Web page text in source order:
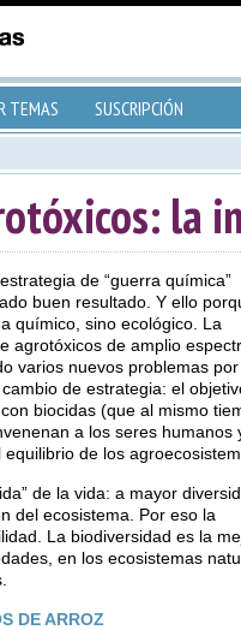
TEMAS SUSCRIPCIÓN
la
de “guerra química”
buen resultado. Y ello
químico, sino ecológico. La
agrotóxicos de amplio
varios nuevos problemas
de estrategia: el
biocidas (que al mismo
a los seres humanos
de los
de la vida: a mayor
del ecosistema. Por eso la
La biodiversidad es la
en los ecosistemas
DE ARROZ